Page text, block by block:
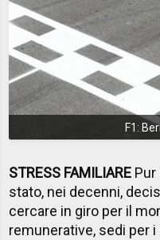
F1:
STRESS FAMILIARE
stato, nei decenni,
cercare in giro per il
remunerative, sedi per